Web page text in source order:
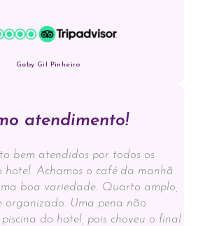
Gaby Gil Pinheiro
atendimento!
bem atendidos por todos os
hotel. Achamos o café da manhã
boa variedade. Quarto amplo,
organizado. Uma pena não
do hotel, pois choveu o final